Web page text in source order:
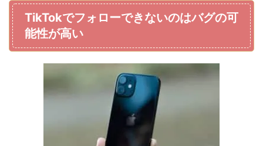
TikTokでフォローできないのはバグの可
能性が高い